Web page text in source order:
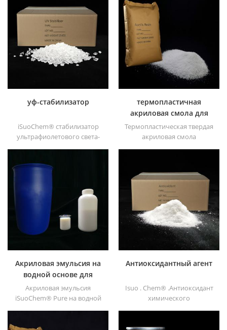
dt508, dt588 и dt556 ,
совместимостью, низкой
летучестью, хорошей
ультрафиолетовой
абсорбцией, подходит для
ПК, домашних животных,
пом, полиамида,
полипропилена,
термопластичного
полиуретана и полиуретана
уф-стабилизатор
iSuoChem® стабилизатор
ультрафиолетового света-
как жидкость, порошок,
термопластичная
акриловая смола для
чернил
Термопластическая твердая
акриловая смола
лака, пластиковой краски,
краски для контейнеров и
т.д
Акриловая эмульсия на
водной основе для
чернил
Акриловая эмульсия
iSuoChem® Pure на водной
Антиоксидантный агент
Isuo . Chem® .Антиоксидант
химического